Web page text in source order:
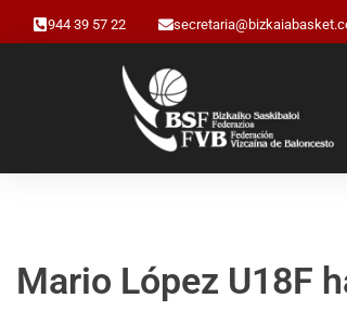
944 39 57 22
Mario López U18F